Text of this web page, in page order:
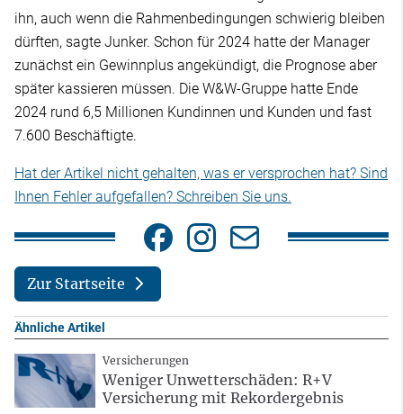
ihn, auch wenn die Rahmenbedingungen schwierig bleiben
dürften, sagte Junker. Schon für 2024 hatte der Manager
zunächst ein Gewinnplus angekündigt, die Prognose aber
später kassieren müssen. Die W&W-Gruppe hatte Ende
2024 rund 6,5 Millionen Kundinnen und Kunden und fast
7.600 Beschäftigte.
Hat der Artikel nicht gehalten, was er versprochen hat? Sind
Ihnen Fehler aufgefallen? Schreiben Sie uns.
Zur Startseite
Ähnliche Artikel
Versicherungen
Weniger Unwetterschäden: R+V
Versicherung mit Rekordergebnis